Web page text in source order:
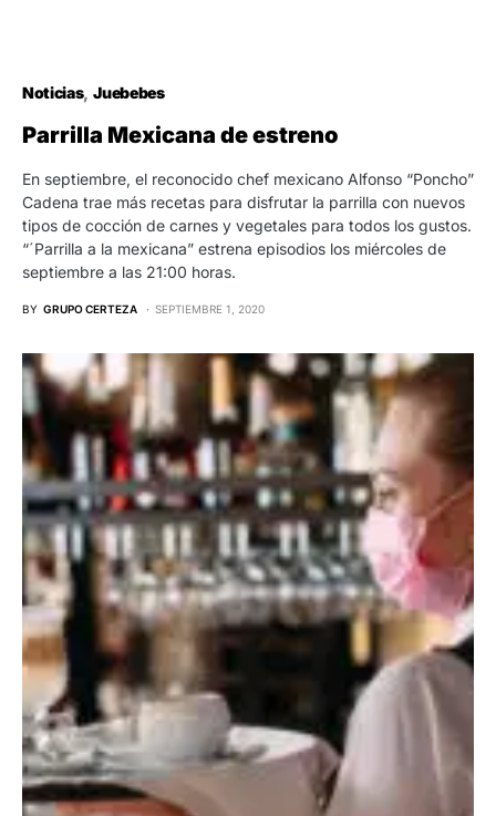
Noticias Juebebes
Parrilla Mexicana de estreno
En septiembre, el reconocido chef mexicano Alfonso “Poncho”
Cadena trae más recetas para disfrutar la parrilla con nuevos
tipos de cocción de carnes y vegetales para todos los gustos.
“´Parrilla a la mexicana” estrena episodios los miércoles de
septiembre a las 21:00 horas.
BY GRUPO CERTEZA SEPTIEMBRE 1, 2020